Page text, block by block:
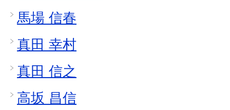
馬場 信春
真田 幸村
真田 信之
高坂 昌信